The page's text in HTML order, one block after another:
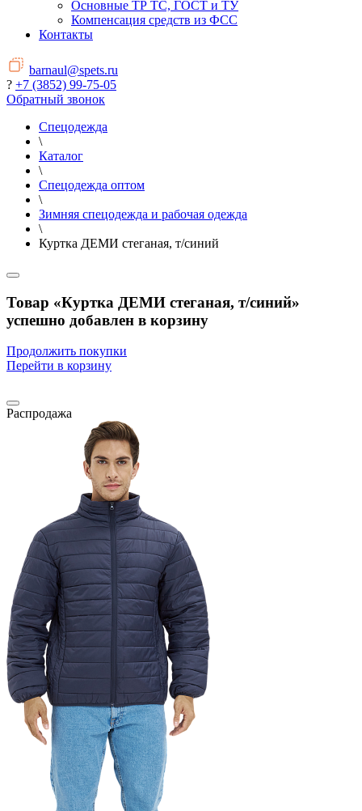
Основные ТР ТС, ГОСТ и ТУ
Компенсация средств из ФСС
Контакты
barnaul@spets.ru
? +7 (3852) 99-75-05
Обратный звонок
Спецодежда
\
Каталог
\
Спецодежда оптом
\
Зимняя спецодежда и рабочая одежда
\
Куртка ДЕМИ стеганая, т/синий
Товар «Куртка ДЕМИ стеганая, т/синий»
успешно добавлен в корзину
Продолжить покупки
Перейти в корзину
Распродажа